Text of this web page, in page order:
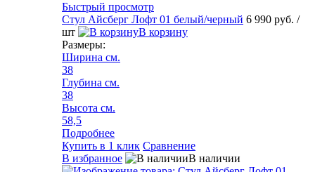
Быстрый просмотр
Стул Айсберг Лофт 01 белый/черный 6 990 руб. /
шт
В корзину
Размеры:
Ширина см.
38
Глубина см.
38
Высота см.
58,5
Подробнее
Купить в 1 клик Сравнение
В избранное
В наличии